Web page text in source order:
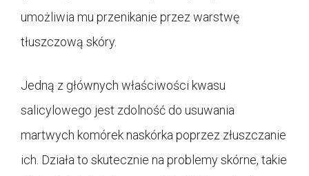
umożliwia mu przenikanie przez warstwę
tłuszczową skóry.
Jedną z głównych właściwości kwasu
salicylowego jest zdolność do usuwania
martwych komórek naskórka poprzez złuszczanie
ich. Działa to skutecznie na problemy skórne, takie